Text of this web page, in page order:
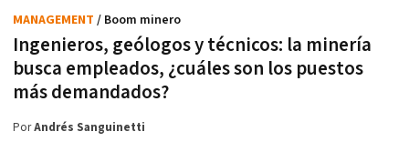
Ingenieros, geólogos y técnicos: la minería
busca empleados, ¿cuáles son los puestos
más demandados?
MANAGEMENT / Boom minero
PorAndrés Sanguinetti